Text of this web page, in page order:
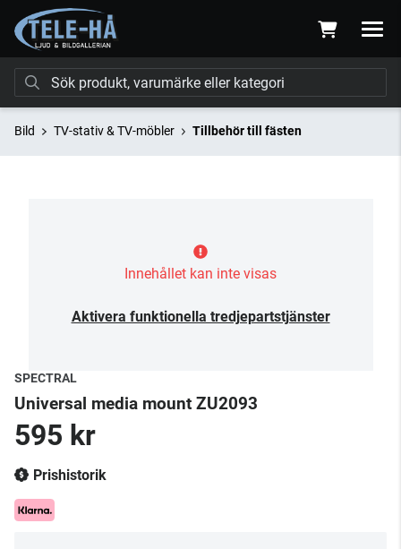
Bild TV-stativ & TV-möbler Tillbehör till fästen
Innehållet kan inte visas
Aktivera funktionella tredjepartstjänster
SPECTRAL
Universal media mount ZU2093
595 kr
Prishistorik